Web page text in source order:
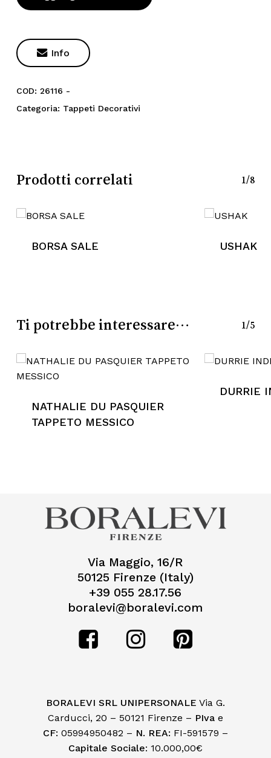
Nessun prodotto nel
Info
COD: 26116 -
Categoria: Tappeti Decorativi
Prodotti correlati 1/8
BORSA SALE USHAK
Ti potrebbe interessare… 1/5
NATHALIE DU PASQUIER
TAPPETO MESSICO
DURRIE
Via Maggio, 16/R
50125 Firenze (Italy)
+39 055 28.17.56
boralevi@boralevi.com
BORALEVI SRL UNIPERSONALE Via G.
Carducci, 20 – 50121 Firenze – PIvae
CF: 05994950482 – N. REA: FI-591579 –
Capitale Sociale: 10.000,00€